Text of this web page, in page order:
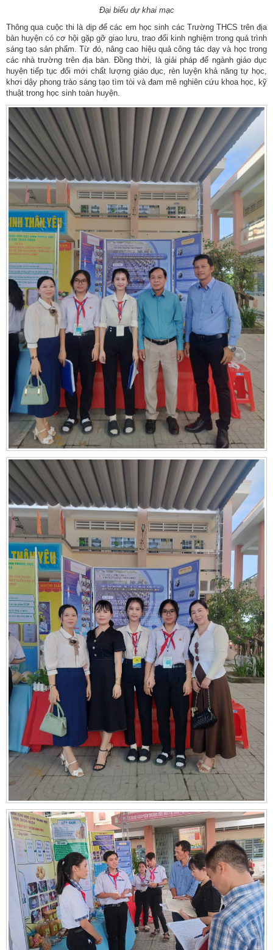
Đại biểu dự khai mạc
Thông qua cuộc thi là dịp để các em học sinh các Trường THCS trên địa
bàn huyện có cơ hội gặp gỡ giao lưu, trao đổi kinh nghiệm trong quá trình
sáng tạo sản phẩm. Từ đó, nâng cao hiệu quả công tác dạy và học trong
các nhà trường trên địa bàn. Đồng thời, là giải pháp để ngành giáo dục
huyện tiếp tục đổi mới chất lượng giáo dục, rèn luyện khả năng tự học,
khơi dậy phong trào sáng tạo tìm tòi và đam mê nghiên cứu khoa học, kỹ
thuật trong học sinh toàn huyện.